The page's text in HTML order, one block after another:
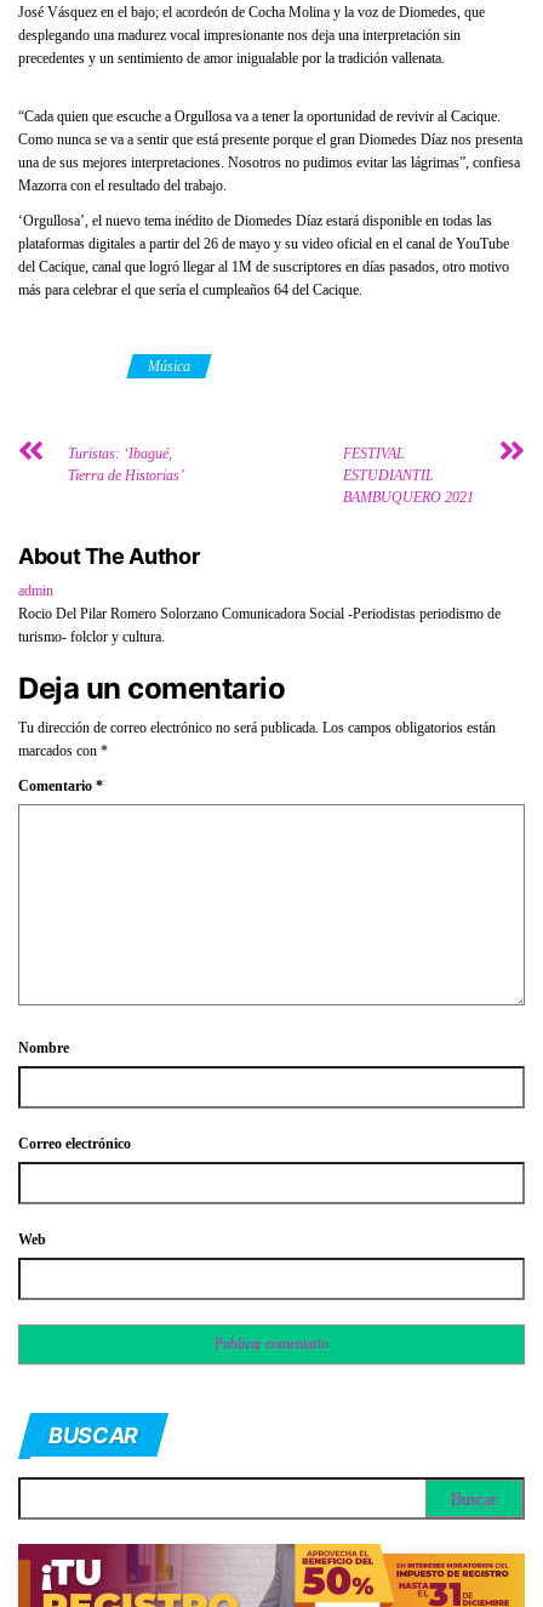
José Vásquez en el bajo; el acordeón de Cocha Molina y la voz de Diomedes, que
desplegando una madurez vocal impresionante nos deja una interpretación sin
precedentes y un sentimiento de amor inigualable por la tradición vallenata.
“Cada quien que escuche a Orgullosa va a tener la oportunidad de revivir al Cacique.
Como nunca se va a sentir que está presente porque el gran Diomedes Díaz nos presenta
una de sus mejores interpretaciones. Nosotros no pudimos evitar las lágrimas”, confiesa
Mazorra con el resultado del trabajo.
‘Orgullosa’, el nuevo tema inédito de Diomedes Díaz estará disponible en todas las
plataformas digitales a partir del 26 de mayo y su video oficial en el canal de YouTube
del Cacique, canal que logró llegar al 1M de suscriptores en días pasados, otro motivo
más para celebrar el que sería el cumpleaños 64 del Cacique.
Música
Turistas: ‘Ibagué,
Tierra de Historias’
FESTIVAL
ESTUDIANTIL
BAMBUQUERO 2021
About The Author
admin
Rocio Del Pilar Romero Solorzano Comunicadora Social -Periodistas periodismo de
turismo- folclor y cultura.
Deja un comentario
Tu dirección de correo electrónico no será publicada. Los campos obligatorios están
marcados con *
Comentario *
Nombre
Correo electrónico
Web
BUSCAR